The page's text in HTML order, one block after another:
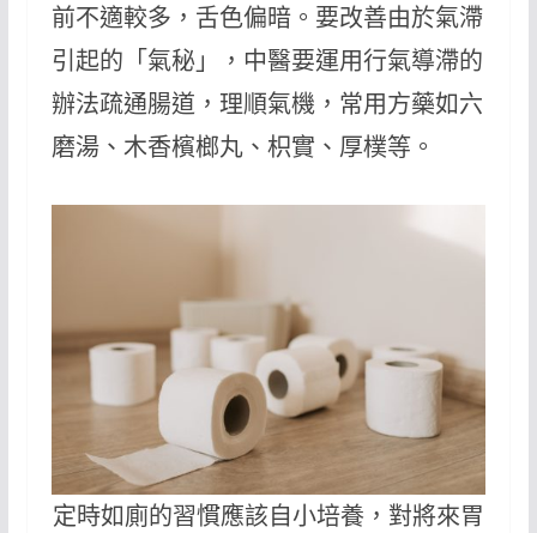
前不適較多，舌色偏暗。要改善由於氣滯
引起的「氣秘」，中醫要運用行氣導滯的
辦法疏通腸道，理順氣機，常用方藥如六
磨湯、木香檳榔丸、枳實、厚樸等。
定時如廁的習慣應該自小培養，對將來胃